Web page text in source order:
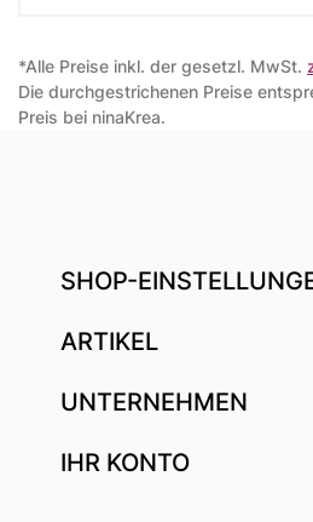
*Alle Preise inkl. der gesetzl. MwSt.
Die durchgestrichenen Preise
Preis bei ninaKrea.
SHOP-
ARTIKEL
UNTERNEHMEN
IHR KONTO